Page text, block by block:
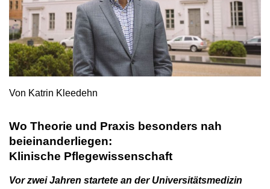
Von Katrin Kleedehn
Wo Theorie und Praxis besonders nah
beieinanderliegen:
Klinische Pflegewissenschaft
Vor zwei Jahren startete an der Universitätsmedizin